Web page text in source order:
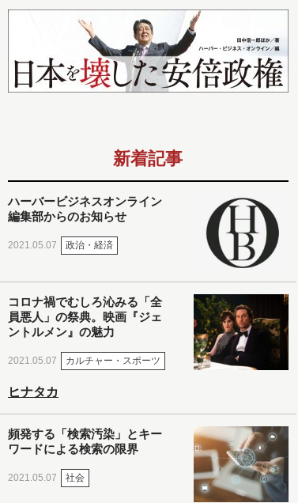
新着記事
ハーバービジネスオンライン
編集部からのお知らせ
2021.05.07 政治・経済
コロナ禍でむしろ沁みる「全
員悪人」の祭典。映画『ジェ
ントルメン』の魅力
2021.05.07 カルチャー・スポーツ
ヒナタカ
頻発する「検索汚染」とキー
ワードによる検索の限界
2021.05.07 社会